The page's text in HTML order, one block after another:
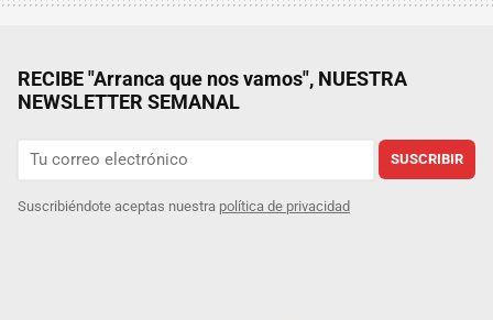
RECIBE "Arranca que nos vamos", NUESTRA
NEWSLETTER SEMANAL
SUSCRIBIR
Suscribiéndote aceptas nuestra política de privacidad